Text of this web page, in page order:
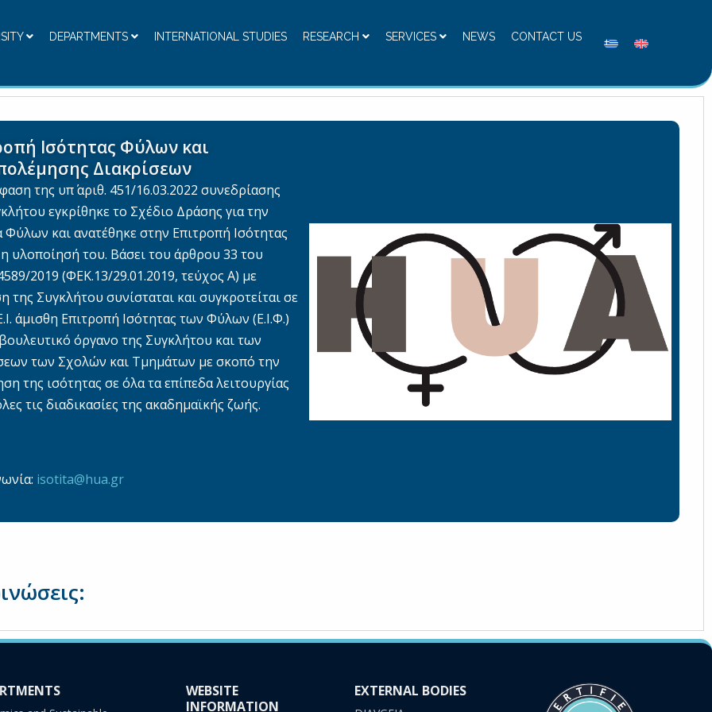
DEPARTMENTS INTERNATIONAL STUDIES RESEARCH SERVICES NEWS CONTACT US
Ισότητας Φύλων και
Διακρίσεων
της υπ΄ αριθ. 451/16.03.2022 συνεδρίασης
εγκρίθηκε το Σχέδιο Δράσης για την
Φύλων και ανατέθηκε στην Επιτροπή Ισότητας
υλοποίησή του. Βάσει του άρθρου 33 του
2019 (ΦΕΚ.13/29.01.2019, τεύχος Α) με
της Συγκλήτου συνίσταται και συγκροτείται σε
άμισθη Επιτροπή Ισότητας των Φύλων (Ε.Ι.Φ.)
όργανο της Συγκλήτου και των
των Σχολών και Τμημάτων με σκοπό την
της ισότητας σε όλα τα επίπεδα λειτουργίας
τις διαδικασίες της ακαδημαϊκής ζωής.
isotita@hua.gr
WEBSITE
INFORMATION
EXTERNAL BODIES